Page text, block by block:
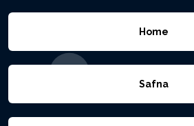
Home
Safna